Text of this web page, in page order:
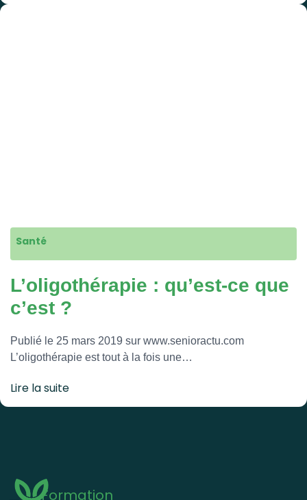
Santé
L’oligothérapie : qu’est-ce que
c’est ?
Publié le 25 mars 2019 sur www.senioractu.com
L’oligothérapie est tout à la fois une…
Lire la suite
Formation